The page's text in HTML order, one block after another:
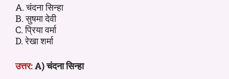
A. चंदना सिन्हा
B. सुषमा देवी
C. प्रिया वर्मा
D. रेखा शर्मा
उत्तर:A) चंदना सिन्हा